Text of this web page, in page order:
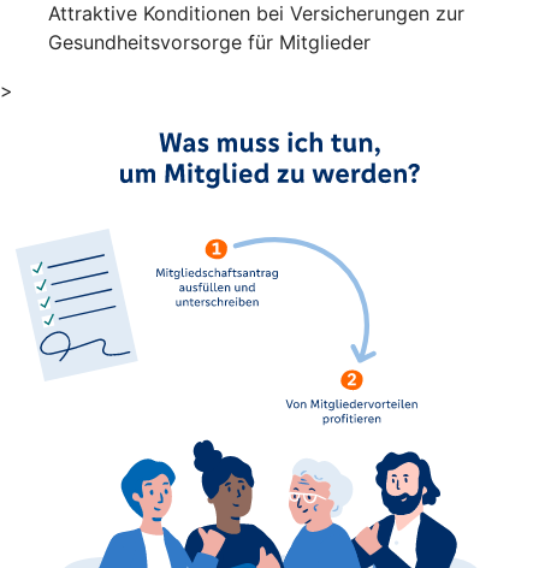
Attraktive Konditionen bei Versicherungen zur
Gesundheitsvorsorge für Mitglieder
>